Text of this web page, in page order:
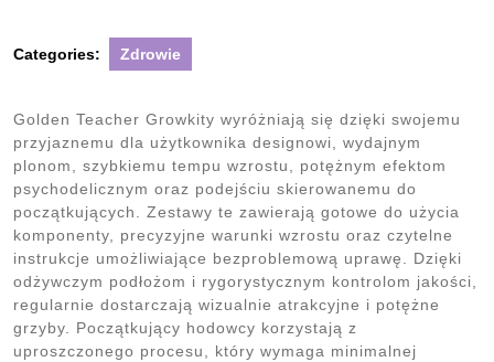
Categories: Zdrowie
Golden Teacher Growkity wyróżniają się dzięki swojemu
przyjaznemu dla użytkownika designowi, wydajnym
plonom, szybkiemu tempu wzrostu, potężnym efektom
psychodelicznym oraz podejściu skierowanemu do
początkujących. Zestawy te zawierają gotowe do użycia
komponenty, precyzyjne warunki wzrostu oraz czytelne
instrukcje umożliwiające bezproblemową uprawę. Dzięki
odżywczym podłożom i rygorystycznym kontrolom jakości,
regularnie dostarczają wizualnie atrakcyjne i potężne
grzyby. Początkujący hodowcy korzystają z
uproszczonego procesu, który wymaga minimalnej